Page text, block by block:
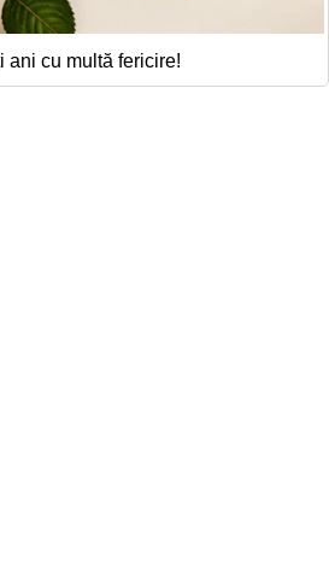
ani cu multă fericire!